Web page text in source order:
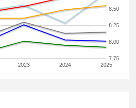
2023 2024 2025
7.75
8.00
8.25
8.50